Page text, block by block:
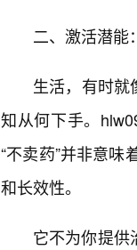
二、激活潜能
生活，有时就
知从何下手。
“不卖药”并非意味
和长效性。
它不为你提供